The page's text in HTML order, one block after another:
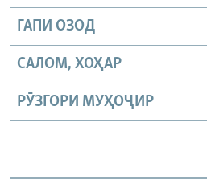
ГАПИ ОЗОД
САЛОМ, ХОҲАР
РӮЗГОРИ МУҲОҶИР